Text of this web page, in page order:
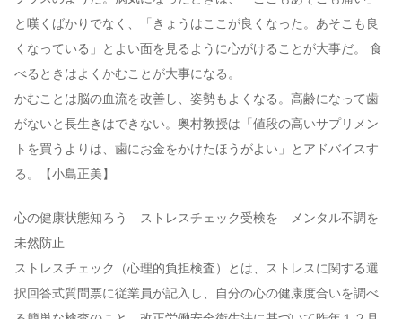
と嘆くばかりでなく、「きょうはここが良くなった。あそこも良
くなっている」とよい面を見るように心がけることが大事だ。 食
べるときはよくかむことが大事になる。
かむことは脳の血流を改善し、姿勢もよくなる。高齢になって歯
がないと長生きはできない。奥村教授は「値段の高いサプリメン
トを買うよりは、歯にお金をかけたほうがよい」とアドバイスす
る。【小島正美】
心の健康状態知ろう ストレスチェック受検を メンタル不調を
未然防止
ストレスチェック（心理的負担検査）とは、ストレスに関する選
択回答式質問票に従業員が記入し、自分の心の健康度合いを調べ